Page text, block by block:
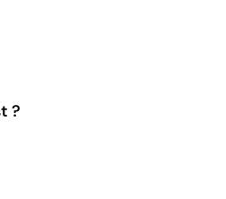
?